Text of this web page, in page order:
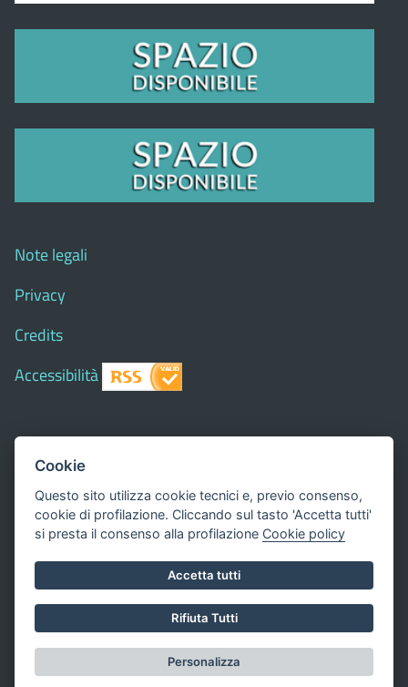
Note legali
Privacy
Credits
Accessibilità
© 2018 Comune di
del Comune - CMS:Città In Comune
Questo sito utilizza, nella versione per UTENTI CON
DISLESSIA,Biancoenero ®, una font italiana ad Alta
Leggibilità.
Valuta questo sito
Dichiarazione di accessibilità
redatta il 16.05.2023
Cookie
Questo sito utilizza cookie tecnici e, previo consenso,
cookie di profilazione. Cliccando sul tasto 'Accetta tutti'
si presta il consenso alla profilazione Cookie policy
Accetta tutti
Rifiuta Tutti
Personalizza